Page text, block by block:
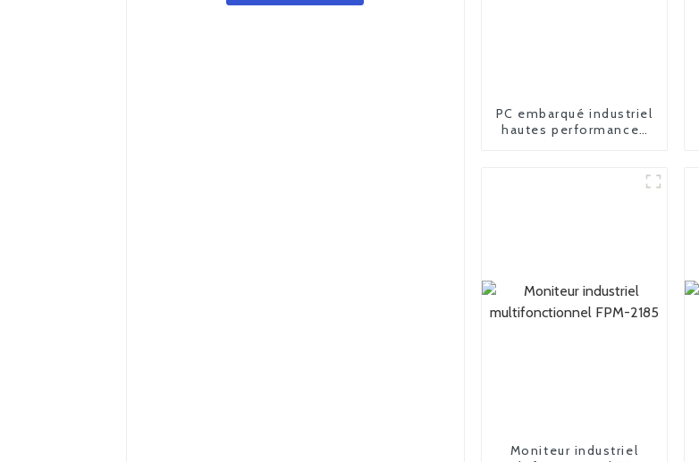
PC embarqué industriel
hautes performances
Moniteur industriel